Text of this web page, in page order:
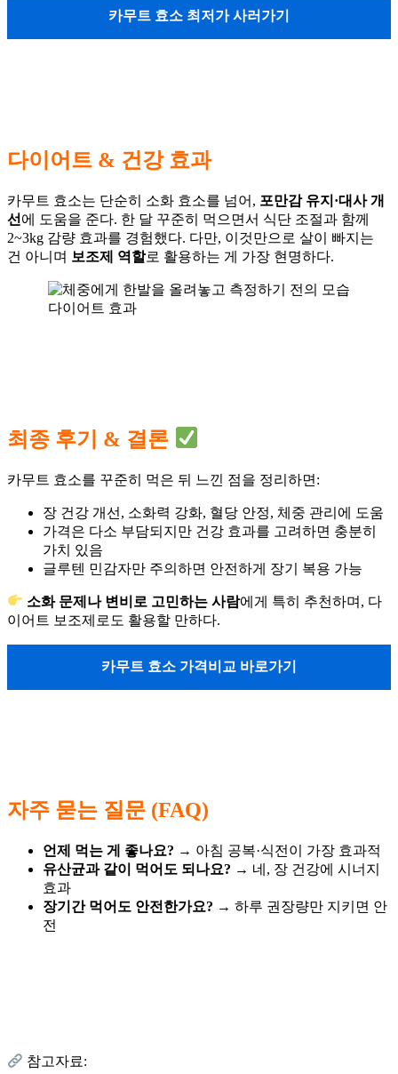
카무트 효소 최저가 사러가기
다이어트 & 건강 효과
카무트 효소는 단순히 소화 효소를 넘어, 포만감 유지·대사 개
선 에 도움을 준다. 한 달 꾸준히 먹으면서 식단 조절과 함께
2~3kg 감량 효과를 경험했다. 다만, 이것만으로 살이 빠지는
건 아니며 보조제 역할로 활용하는 게 가장 현명하다.
다이어트 효과
최종 후기 & 결론
카무트 효소를 꾸준히 먹은 뒤 느낀 점을 정리하면:
장 건강 개선, 소화력 강화, 혈당 안정, 체중 관리에 도움
가격은 다소 부담되지만 건강 효과를 고려하면 충분히
가치 있음
글루텐 민감자만 주의하면 안전하게 장기 복용 가능
소화 문제나 변비로 고민하는 사람에게 특히 추천하며, 다
이어트 보조제로도 활용할 만하다.
카무트 효소 가격비교 바로가기
자주 묻는 질문 (FAQ)
언제 먹는 게 좋나요? → 아침 공복·식전이 가장 효과적
유산균과 같이 먹어도 되나요? → 네, 장 건강에 시너지
효과
장기간 먹어도 안전한가요? → 하루 권장량만 지키면 안
전
참고자료: